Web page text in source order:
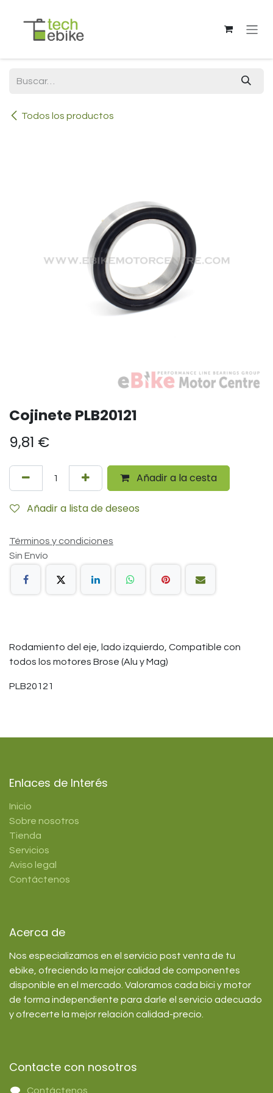
Todos los productos
Cojinete PLB20121
9,81 €
Añadir a la cesta
Añadir a lista de deseos
Términos y condiciones
Sin Envío
Rodamiento del eje, lado izquierdo, Compatible con
todos los motores Brose (Alu y Mag)
PLB20121
Enlaces de Interés
Inicio
Sobre nosotros
Tienda
Servicios
Aviso legal
Contáctenos
Acerca de
Nos especializamos en el servicio post venta de tu
ebike, ofreciendo la mejor calidad de componentes
disponible en el mercado. Valoramos cada bici y motor
de forma independiente para darle el servicio adecuado
y ofrecerte la mejor relación calidad-precio.
Contacte con nosotros
Contáctenos